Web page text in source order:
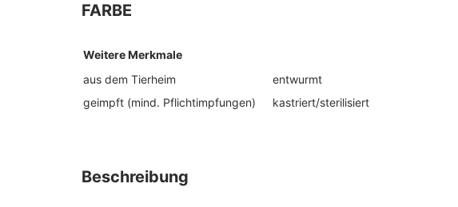
FARBE
Weitere Merkmale
aus dem Tierheim
entwurmt
geimpft (mind. Pflichtimpfungen)
kastriert/sterilisiert
Beschreibung